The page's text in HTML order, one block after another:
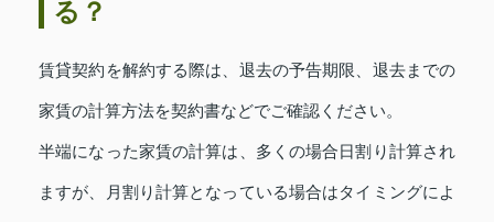
る？
賃貸契約を解約する際は、退去の予告期限、退去までの
家賃の計算方法を契約書などでご確認ください。
半端になった家賃の計算は、多くの場合日割り計算され
ますが、月割り計算となっている場合はタイミングによ